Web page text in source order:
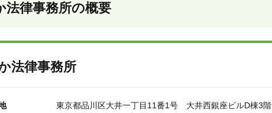
法律事務所の概要
法律事務所
東京都品川区大井一丁目11番1号 大井西銀座ビルD棟3階